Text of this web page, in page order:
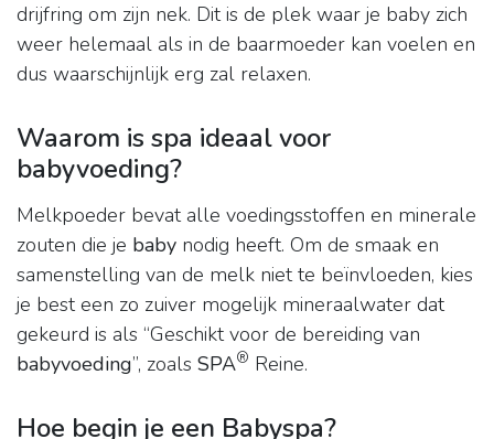
drijfring om zijn nek. Dit is de plek waar je baby zich
weer helemaal als in de baarmoeder kan voelen en
dus waarschijnlijk erg zal relaxen.
Waarom is spa ideaal voor
babyvoeding?
Melkpoeder bevat alle voedingsstoffen en minerale
zouten die je baby nodig heeft. Om de smaak en
samenstelling van de melk niet te beïnvloeden, kies
je best een zo zuiver mogelijk mineraalwater dat
gekeurd is als “Geschikt voor de bereiding van
babyvoeding”, zoals SPA® Reine.
Hoe begin je een Babyspa?